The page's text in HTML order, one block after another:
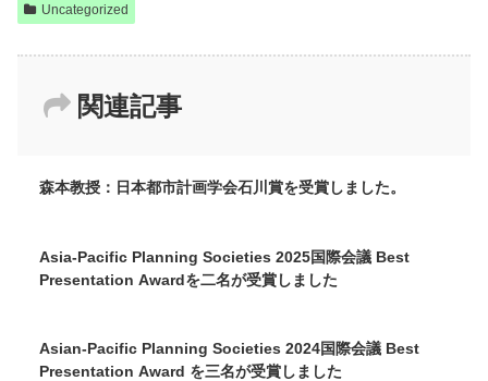
Uncategorized
関連記事
森本教授：日本都市計画学会石川賞を受賞しました。
Asia-Pacific Planning Societies 2025国際会議 Best
Presentation Awardを二名が受賞しました
Asian-Pacific Planning Societies 2024国際会議 Best
Presentation Award を三名が受賞しました